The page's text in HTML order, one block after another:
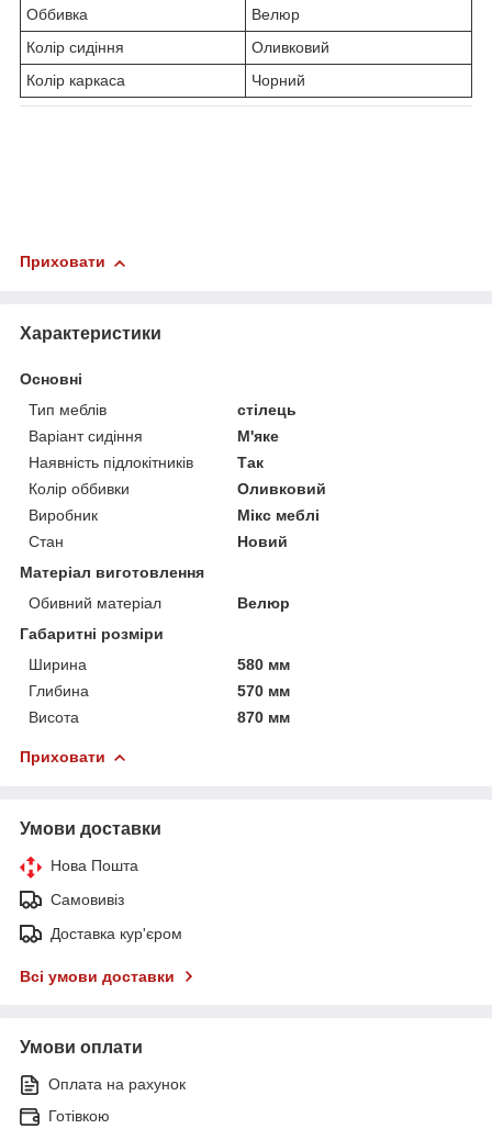
Оббивка
Велюр
Колір сидіння
Оливковий
Колір каркаса
Чорний
Приховати
Характеристики
Основні
Тип меблів
стілець
Варіант сидіння
М'яке
Наявність підлокітників
Так
Колір оббивки
Оливковий
Виробник
Мікс меблі
Стан
Новий
Матеріал виготовлення
Обивний матеріал
Велюр
Габаритні розміри
Ширина
580 мм
Глибина
570 мм
Висота
870 мм
Приховати
Умови доставки
Нова Пошта
Самовивіз
Доставка кур'єром
Всі умови доставки
Умови оплати
Оплата на рахунок
Готівкою